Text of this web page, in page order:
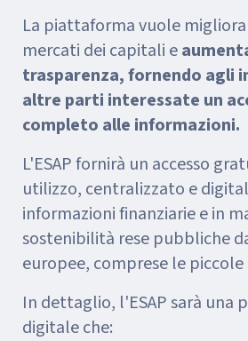
La piattaforma vuole
mercati dei capitali e
trasparenza, fornendo agli
altre parti interessate un
completo alle informazioni.
L'ESAP fornirà un accesso
utilizzo, centralizzato e
informazioni finanziarie e in
sostenibilità rese pubbliche
europee, comprese le piccole
In dettaglio, l'ESAP sarà una
digitale che: